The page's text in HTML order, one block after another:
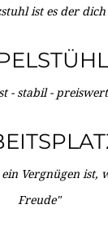
ist es der
- stabil -
Vergnügen ist,
Freude"